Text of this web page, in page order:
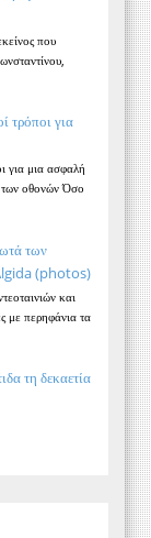
που
τρόποι για
για μια ασφαλή
των οθονών Όσο
των
(photos)
και
με περηφάνια τα
τη δεκαετία